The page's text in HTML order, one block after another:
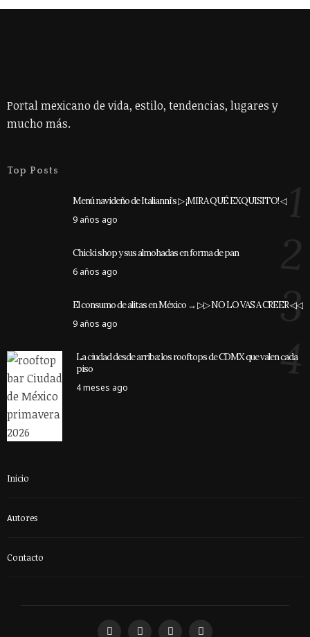
Portal mexicano de vida, estilo, tendencias, lugares y
mucho más.
Top Posts
Menú navideño de Italianni’s ▷ ¡MIRA QUÉ EXQUISITO! ◁
9 años ago
1
Chicki shop y sus almohadas en forma de pan
6 años ago
El consumo de alitas en México → ▷▷ NO LO VAS A CREER ◁◁
9 años ago
3
La ciudad desde arriba: los rooftops de CDMX que valen cada
piso
4 meses ago
4
Inicio
Autores
Contacto